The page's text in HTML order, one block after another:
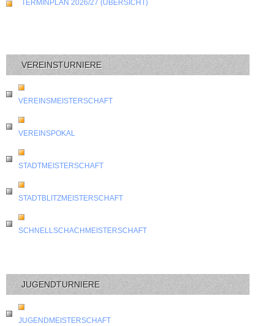
TERMINPLAN 2026/27 (ÜBERSICHT)
VEREINSTURNIERE
VEREINSMEISTERSCHAFT
VEREINSPOKAL
STADTMEISTERSCHAFT
STADTBLITZMEISTERSCHAFT
SCHNELLSCHACHMEISTERSCHAFT
JUGENDTURNIERE
JUGENDMEISTERSCHAFT